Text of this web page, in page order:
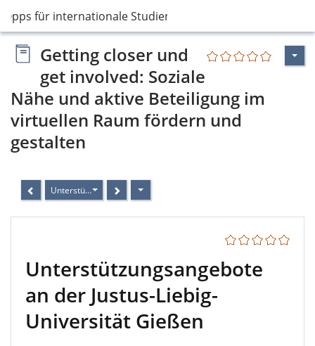
Tipps für internationale Studiengänge
Getting closer und
get involved: Soziale
Nähe und aktive Beteiligung im
virtuellen Raum fördern und
gestalten
Unterstützungsangebote an der Justus-Liebig-Universität Gießen
Unterstützungsangebote
an der Justus-Liebig-
Universität Gießen